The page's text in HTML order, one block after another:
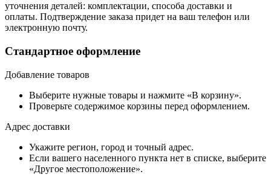
уточнения деталей: комплектации, способа доставки и
оплаты. Подтверждение заказа придет на ваш телефон или
электронную почту.
Стандартное оформление
Добавление товаров
Выберите нужные товары и нажмите «В корзину».
Проверьте содержимое корзины перед оформлением.
Адрес доставки
Укажите регион, город и точный адрес.
Если вашего населенного пункта нет в списке, выберите
«Другое местоположение».